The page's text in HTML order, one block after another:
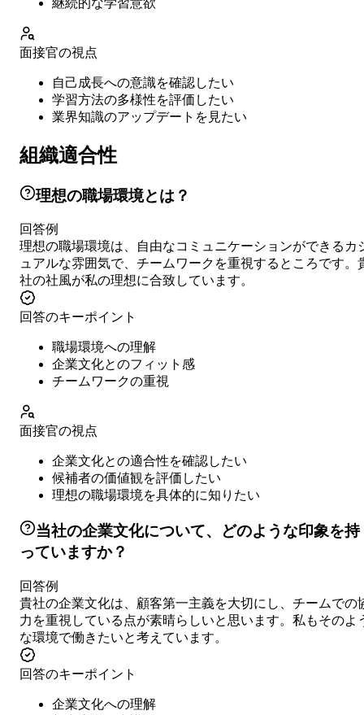
面接官の視点
自己成長への意識を確認したい
学習方法の多様性を評価したい
業界知識のアップデートを見たい
組織適合性
理想の職場環境とは？
回答例
理想の職場環境は、自由なコミュニケーションができるカ
ュアルな雰囲気で、チームワークを重視するところです。
社の社風が私の理想に合致しています。
回答のキーポイント
職場環境への理解
企業文化とのフィット感
チームワークの重視
面接官の視点
企業文化との適合性を確認したい
候補者の価値観を評価したい
理想の職場環境を具体的に知りたい
当社の企業文化について、どのような印象を持
っていますか？
回答例
貴社の企業文化は、顧客第一主義を大切にし、チームでの
力を重視している点が素晴らしいと思います。私もそのよ
な環境で働きたいと考えています。
回答のキーポイント
企業文化への理解